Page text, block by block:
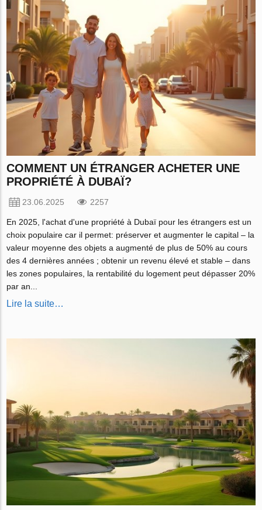
СOMMENT UN ÉTRANGER ACHETER UNE
PROPRIÉTÉ À DUBAÏ?
23.06.2025 2257
En 2025, l'achat d'une propriété à Dubaï pour les étrangers est un
choix populaire car il permet: préserver et augmenter le capital – la
valeur moyenne des objets a augmenté de plus de 50% au cours
des 4 dernières années ; obtenir un revenu élevé et stable – dans
les zones populaires, la rentabilité du logement peut dépasser 20%
par an...
Lire la suite…